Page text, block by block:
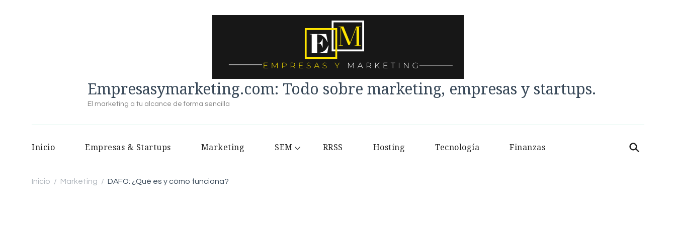
Empresasymarketing.com: Todo sobre marketing, empresas y startups.
El marketing a tu alcance de forma sencilla
Inicio Empresas & Startups Marketing SEM RRSS Hosting Tecnología Finanzas
Inicio / Marketing / DAFO: ¿Qué es y cómo funciona?